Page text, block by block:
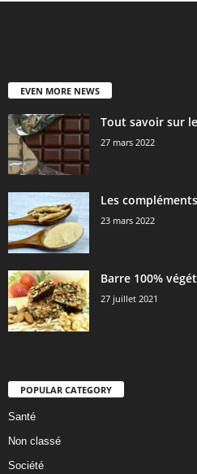
EVEN MORE NEWS
Tout savoir sur
27 mars 2022
Les
23 mars 2022
Barre 100%
27 juillet 2021
POPULAR CATEGORY
Santé
Non classé
Société